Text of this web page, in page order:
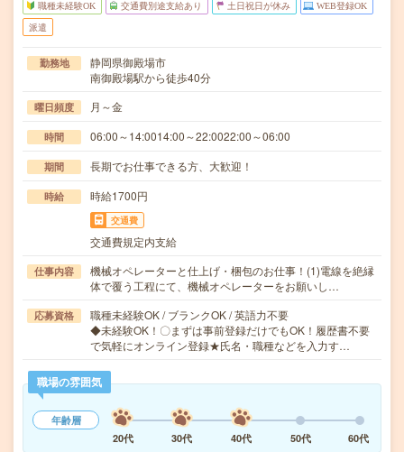
職種未経験OK 交通費別途支給あり 土日祝日が休み WEB登録OK
派遣
勤務地
静岡県御殿場市
南御殿場駅から徒歩40分
曜日頻度 月～金
時間 06:00～14:0014:00～22:0022:00～06:00
期間 長期でお仕事できる方、大歓迎！
時給 時給1700円
交通費
交通費規定内支給
仕事内容
機械オペレーターと仕上げ・梱包のお仕事！(1)電線を絶縁
体で覆う工程にて、機械オペレーターをお願いし…
応募資格
職種未経験OK / ブランクOK / 英語力不要
◆未経験OK！〇まずは事前登録だけでもOK！履歴書不要
で気軽にオンライン登録★氏名・職種などを入力す…
職場の雰囲気
年齢層
20代
30代 40代 50代 60代